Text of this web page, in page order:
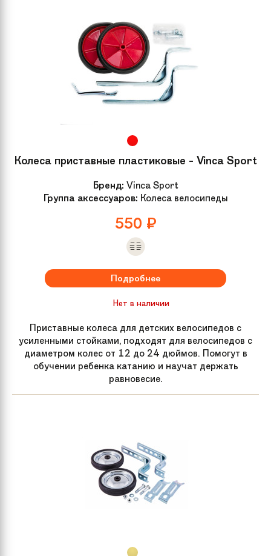
Колеса приставные пластиковые - Vinca Sport
Бренд: Vinca Sport
Группа аксессуаров: Колеса велосипеды
550 ₽
Подробнее
Нет в наличии
Приставные колеса для детских велосипедов с
усиленными стойками, подходят для велосипедов с
диаметром колес от 12 до 24 дюймов. Помогут в
обучении ребенка катанию и научат держать
равновесие.